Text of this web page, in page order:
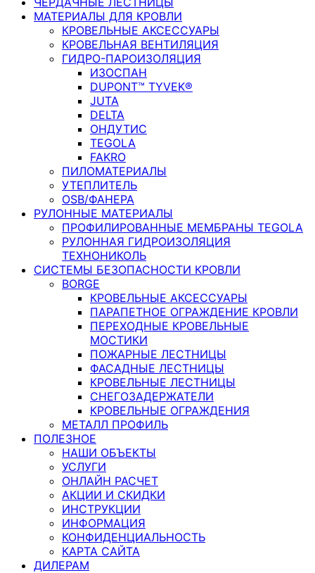
МАТЕРИАЛЫ ДЛЯ КРОВЛИ
КРОВЕЛЬНЫЕ АКСЕССУАРЫ
КРОВЕЛЬНАЯ ВЕНТИЛЯЦИЯ
ГИДРО-ПАРОИЗОЛЯЦИЯ
ИЗОСПАН
DUPONT™ TYVEK®
JUTA
DELTA
ОНДУТИС
TEGOLA
FAKRO
ПИЛОМАТЕРИАЛЫ
УТЕПЛИТЕЛЬ
OSB/ФАНЕРА
РУЛОННЫЕ МАТЕРИАЛЫ
ПРОФИЛИРОВАННЫЕ МЕМБРАНЫ TEGOLA
РУЛОННАЯ ГИДРОИЗОЛЯЦИЯ
ТЕХНОНИКОЛЬ
СИСТЕМЫ БЕЗОПАСНОСТИ КРОВЛИ
BORGE
КРОВЕЛЬНЫЕ АКСЕССУАРЫ
ПАРАПЕТНОЕ ОГРАЖДЕНИЕ КРОВЛИ
ПЕРЕХОДНЫЕ КРОВЕЛЬНЫЕ
МОСТИКИ
ПОЖАРНЫЕ ЛЕСТНИЦЫ
ФАСАДНЫЕ ЛЕСТНИЦЫ
КРОВЕЛЬНЫЕ ЛЕСТНИЦЫ
СНЕГОЗАДЕРЖАТЕЛИ
КРОВЕЛЬНЫЕ ОГРАЖДЕНИЯ
МЕТАЛЛ ПРОФИЛЬ
ПОЛЕЗНОЕ
НАШИ ОБЪЕКТЫ
УСЛУГИ
ОНЛАЙН РАСЧЕТ
АКЦИИ И СКИДКИ
ИНСТРУКЦИИ
ИНФОРМАЦИЯ
КОНФИДЕНЦИАЛЬНОСТЬ
КАРТА САЙТА
ДИЛЕРАМ